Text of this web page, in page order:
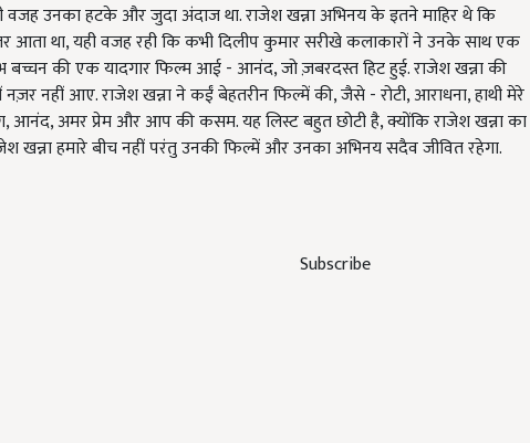
Subscribe
वजह उनका हटके और जुदा अंदाज था. राजेश खन्ना अभिनय के इतने माहिर थे कि
आता था, यही वजह रही कि कभी दिलीप कुमार सरीखे कलाकारों ने उनके साथ एक
बच्चन की एक यादगार फिल्म आई - आनंद, जो ज़बरदस्त हिट हुई. राजेश खन्ना की
नहीं आए. राजेश खन्ना ने कईं बेहतरीन फिल्में की, जैसे - रोटी, आराधना, हाथी मेरे
आनंद, अमर प्रेम और आप की कसम. यह लिस्ट बहुत छोटी है, क्योंकि राजेश खन्ना का
खन्ना हमारे बीच नहीं परंतु उनकी फिल्में और उनका अभिनय सदैव जीवित रहेगा.